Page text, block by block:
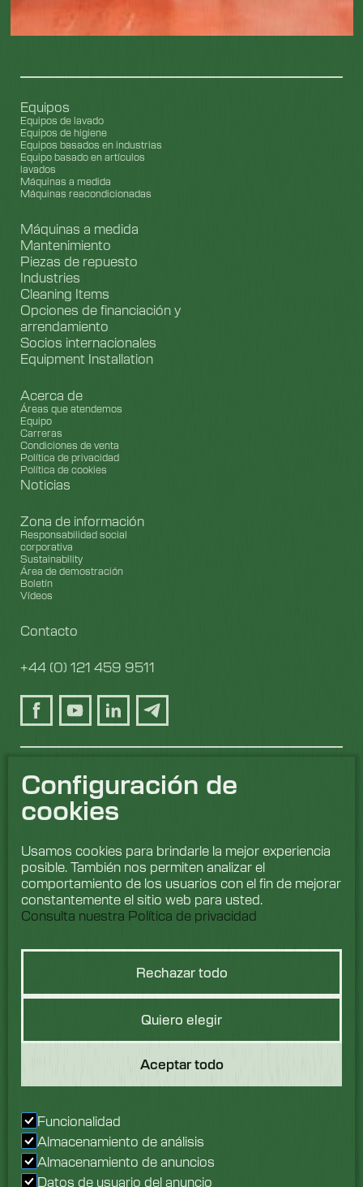
Configuración de
cookies
Usamos cookies para brindarle la mejor experiencia
posible. También nos permiten analizar el
comportamiento de los usuarios con el fin de mejorar
constantemente el sitio web para usted.
Consulta nuestra Política de privacidad
Rechazar todo
Quiero elegir
Aceptar todo
Funcionalidad
Almacenamiento de análisis
Almacenamiento de anuncios
Datos de usuario del anuncio
Equipos
Equipos de lavado
Equipos de higiene
Equipos basados en industrias
Equipo basado en artículos
lavados
Máquinas a medida
Máquinas reacondicionadas
Máquinas a medida
Mantenimiento
Piezas de repuesto
Industries
Cleaning Items
Opciones de financiación y
arrendamiento
Socios internacionales
Equipment Installation
Acerca de
Áreas que atendemos
Equipo
Carreras
Condiciones de venta
Política de privacidad
Política de cookies
Noticias
Zona de información
Responsabilidad social
corporativa
Sustainability
Área de demostración
Boletín
Vídeos
Contacto
+44 (0) 121 459 9511
Hablemos de
lavado
Nos encantaría saber
con nuestro equipo hoy
mismo.